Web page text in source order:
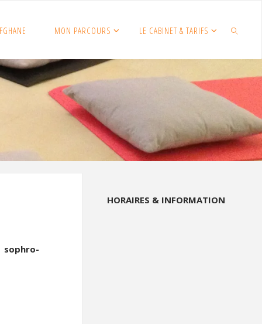
MON PARCOURS LE CABINET & TARIFS
sophro-
HORAIRES & INFORMATION